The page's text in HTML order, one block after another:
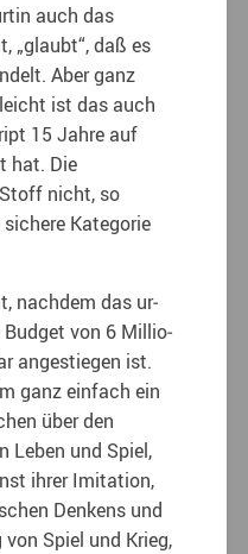
auch das
„glaubt“, daß es
Aber ganz
ist das auch
15 Jahre auf
hat. Die
nicht, so
sichere Kategorie
nachdem das ur­
von 6 Millio­
angestiegen ist.
ganz einfach ein
über den
Leben und Spiel,
ihrer Imitation,
Denkens und
Spiel und Krieg,